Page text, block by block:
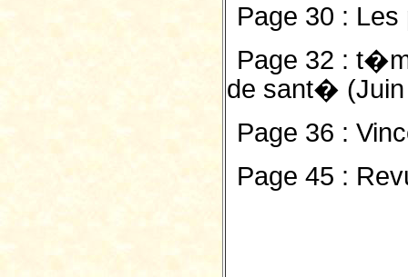
Page 30 :
Page 32 :
de sant� (Juin
Page 36 :
Page 45 :